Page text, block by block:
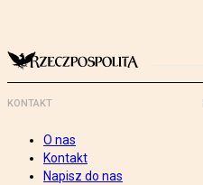
KONTAKT
O nas
Kontakt
Napisz do nas